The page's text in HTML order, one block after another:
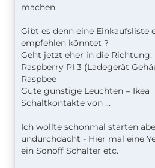
machen.
Gibt es denn eine Einkaufsliste
empfehlen könntet ?
Geht jetzt eher in die Richtung:
Raspberry PI 3 (Ladegerät
Raspbee
Gute günstige Leuchten = Ikea
Schaltkontakte von ...
Ich wollte schonmal starten
undurchdacht - Hier mal eine
ein Sonoff Schalter etc.